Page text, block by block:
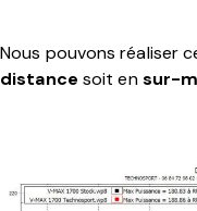
Nous pouvons réaliser
distance soit ensur-